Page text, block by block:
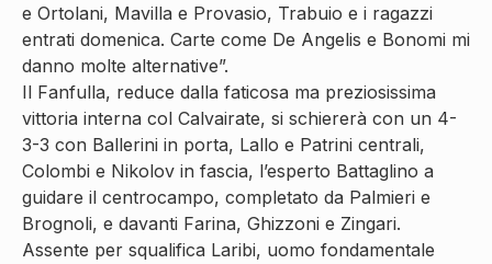
e Ortolani, Mavilla e Provasio, Trabuio e i ragazzi
entrati domenica. Carte come De Angelis e Bonomi mi
danno molte alternative”.
Il Fanfulla, reduce dalla faticosa ma preziosissima
vittoria interna col Calvairate, si schiererà con un 4-
3-3 con Ballerini in porta, Lallo e Patrini centrali,
Colombi e Nikolov in fascia, l’esperto Battaglino a
guidare il centrocampo, completato da Palmieri e
Brognoli, e davanti Farina, Ghizzoni e Zingari.
Assente per squalifica Laribi, uomo fondamentale